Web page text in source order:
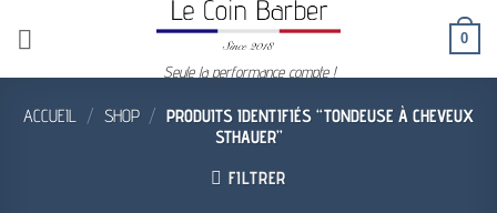
Seule la performance compte !
0
ACCUEIL / SHOP / PRODUITS IDENTIFIÉS “TONDEUSE À CHEVEUX
STHAUER”
FILTRER